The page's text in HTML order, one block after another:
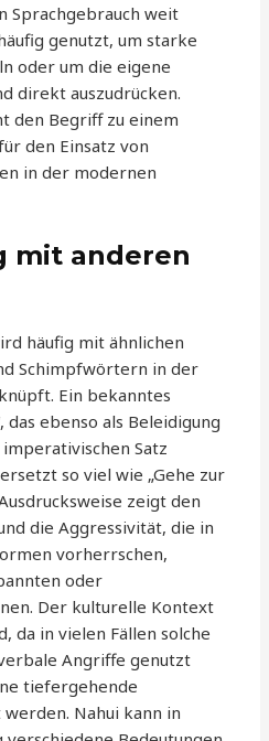
Sprachgebrauch weit
genutzt, um starke
oder um die eigene
direkt auszudrücken.
den Begriff zu einem
den Einsatz von
in der modernen
mit anderen
häufig mit ähnlichen
Schimpfwörtern in der
Ein bekanntes
das ebenso als Beleidigung
Satz
so viel wie „Gehe zur
zeigt den
die Aggressivität, die in
vorherrschen,
oder
Der kulturelle Kontext
da in vielen Fällen solche
Angriffe genutzt
tiefergehende
Nahui kann in